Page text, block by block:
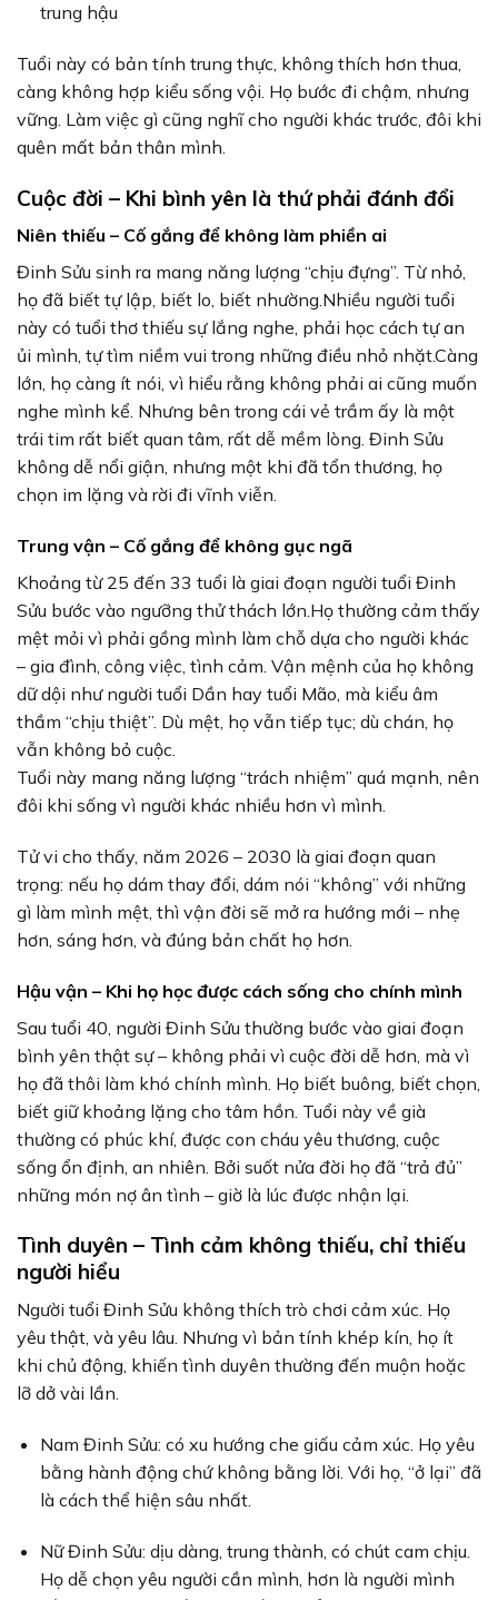
trung hậu
Tuổi này có bản tính trung thực, không thích hơn thua,
càng không hợp kiểu sống vội. Họ bước đi chậm, nhưng
vững. Làm việc gì cũng nghĩ cho người khác trước, đôi khi
quên mất bản thân mình.
Cuộc đời – Khi bình yên là thứ phải đánh đổi
Niên thiếu – Cố gắng để không làm phiền ai
Đinh Sửu sinh ra mang năng lượng “chịu đựng”. Từ nhỏ,
họ đã biết tự lập, biết lo, biết nhường.Nhiều người tuổi
này có tuổi thơ thiếu sự lắng nghe, phải học cách tự an
ủi mình, tự tìm niềm vui trong những điều nhỏ nhặt.Càng
lớn, họ càng ít nói, vì hiểu rằng không phải ai cũng muốn
nghe mình kể. Nhưng bên trong cái vẻ trầm ấy là một
trái tim rất biết quan tâm, rất dễ mềm lòng. Đinh Sửu
không dễ nổi giận, nhưng một khi đã tổn thương, họ
chọn im lặng và rời đi vĩnh viễn.
Trung vận – Cố gắng để không gục ngã
Khoảng từ 25 đến 33 tuổi là giai đoạn người tuổi Đinh
Sửu bước vào ngưỡng thử thách lớn.Họ thường cảm thấy
mệt mỏi vì phải gồng mình làm chỗ dựa cho người khác
– gia đình, công việc, tình cảm. Vận mệnh của họ không
dữ dội như người tuổi Dần hay tuổi Mão, mà kiểu âm
thầm “chịu thiệt”. Dù mệt, họ vẫn tiếp tục; dù chán, họ
vẫn không bỏ cuộc.
Tuổi này mang năng lượng “trách nhiệm” quá mạnh, nên
đôi khi sống vì người khác nhiều hơn vì mình.
Tử vi cho thấy, năm 2026 – 2030 là giai đoạn quan
trọng: nếu họ dám thay đổi, dám nói “không” với những
gì làm mình mệt, thì vận đời sẽ mở ra hướng mới – nhẹ
hơn, sáng hơn, và đúng bản chất họ hơn.
Hậu vận – Khi họ học được cách sống cho chính mình
Sau tuổi 40, người Đinh Sửu thường bước vào giai đoạn
bình yên thật sự – không phải vì cuộc đời dễ hơn, mà vì
họ đã thôi làm khó chính mình. Họ biết buông, biết chọn,
biết giữ khoảng lặng cho tâm hồn. Tuổi này về già
thường có phúc khí, được con cháu yêu thương, cuộc
sống ổn định, an nhiên. Bởi suốt nửa đời họ đã “trả đủ”
những món nợ ân tình – giờ là lúc được nhận lại.
Tình duyên – Tình cảm không thiếu, chỉ thiếu
người hiểu
Người tuổi Đinh Sửu không thích trò chơi cảm xúc. Họ
yêu thật, và yêu lâu. Nhưng vì bản tính khép kín, họ ít
khi chủ động, khiến tình duyên thường đến muộn hoặc
lỡ dở vài lần.
Nam Đinh Sửu: có xu hướng che giấu cảm xúc. Họ yêu
bằng hành động chứ không bằng lời. Với họ, “ở lại” đã
là cách thể hiện sâu nhất.
Nữ Đinh Sửu: dịu dàng, trung thành, có chút cam chịu.
Họ dễ chọn yêu người cần mình, hơn là người mình